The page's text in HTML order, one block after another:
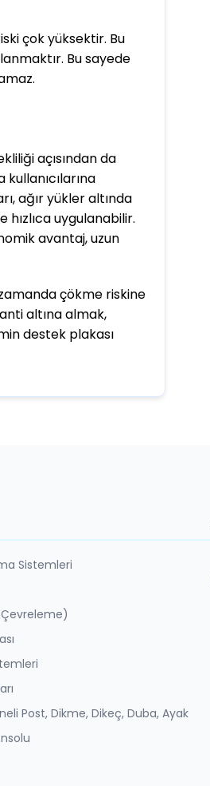
çok yüksektir. Bu
Bu sayede
açısından da
ağır yükler altında
uygulanabilir.
avantaj, uzun
çökme riskine
altına almak,
destek plakası
Sistemleri
Çevreleme)
Post, Dikme, Dikeç, Duba, Ayak